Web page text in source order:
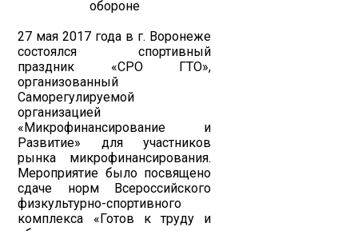
27 мая 2017 года в г. Воронеже
состоялся спортивный
праздник «СРО ГТО»,
организованный
Саморегулируемой
организацией
«Микрофинансирование и
Развитие» для участников
рынка микрофинансирования.
Мероприятие было посвящено
сдаче норм Всероссийского
физкультурно-спортивного
комплекса «Готов к труду и